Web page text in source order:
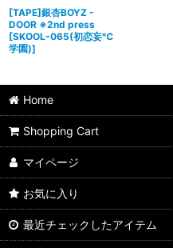
[TAPE]銀杏BOYZ -
DOOR ※2nd press
[SKOOL-065(初恋妄℃
学園)]
Home
Shopping Cart
マイページ
お気に入り
最近チェックしたアイテム